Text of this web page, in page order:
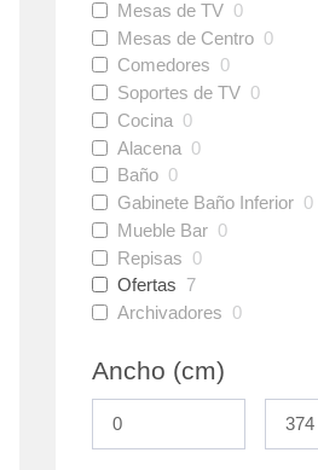
Mesas de TV 0
Mesas de Centro 0
Comedores 0
Soportes de TV 0
Cocina 0
Alacena 0
Baño 0
Gabinete Baño Inferior 0
Mueble Bar 0
Repisas 0
Ofertas 7
Archivadores 0
Ancho (cm)